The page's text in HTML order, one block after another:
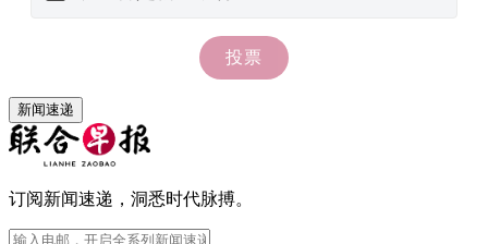
新闻速递
订阅新闻速递，洞悉时代脉搏。